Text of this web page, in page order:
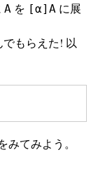
A を [α]A に展
でもらえた! 以
てみよう。